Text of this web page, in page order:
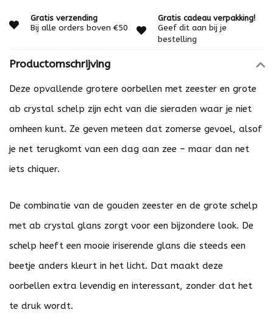
Gratis verzending
Bij alle orders boven €50
Gratis cadeau verpakking!
Geef dit aan bij je
bestelling
Productomschrijving
Deze opvallende grotere oorbellen met zeester en grote
ab crystal schelp zijn echt van die sieraden waar je niet
omheen kunt. Ze geven meteen dat zomerse gevoel, alsof
je net terugkomt van een dag aan zee – maar dan net
iets chiquer.
De combinatie van de gouden zeester en de grote schelp
met ab crystal glans zorgt voor een bijzondere look. De
schelp heeft een mooie iriserende glans die steeds een
beetje anders kleurt in het licht. Dat maakt deze
oorbellen extra levendig en interessant, zonder dat het
te druk wordt.